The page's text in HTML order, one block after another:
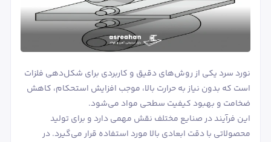
نورد سرد یکی از روش‌های دقیق و کاربردی برای شکل‌دهی فلزات
است که بدون نیاز به حرارت بالا، موجب افزایش استحکام، کاهش
ضخامت و بهبود کیفیت سطحی مواد می‌شود.
این فرآیند در صنایع مختلف نقش مهمی دارد و برای تولید
محصولاتی با دقت ابعادی بالا مورد استفاده قرار می‌گیرد. در